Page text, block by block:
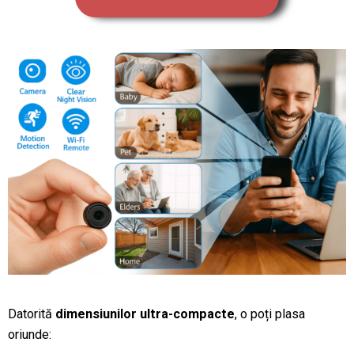
Datorită dimensiunilor ultra-compacte, o poți plasa
oriunde: